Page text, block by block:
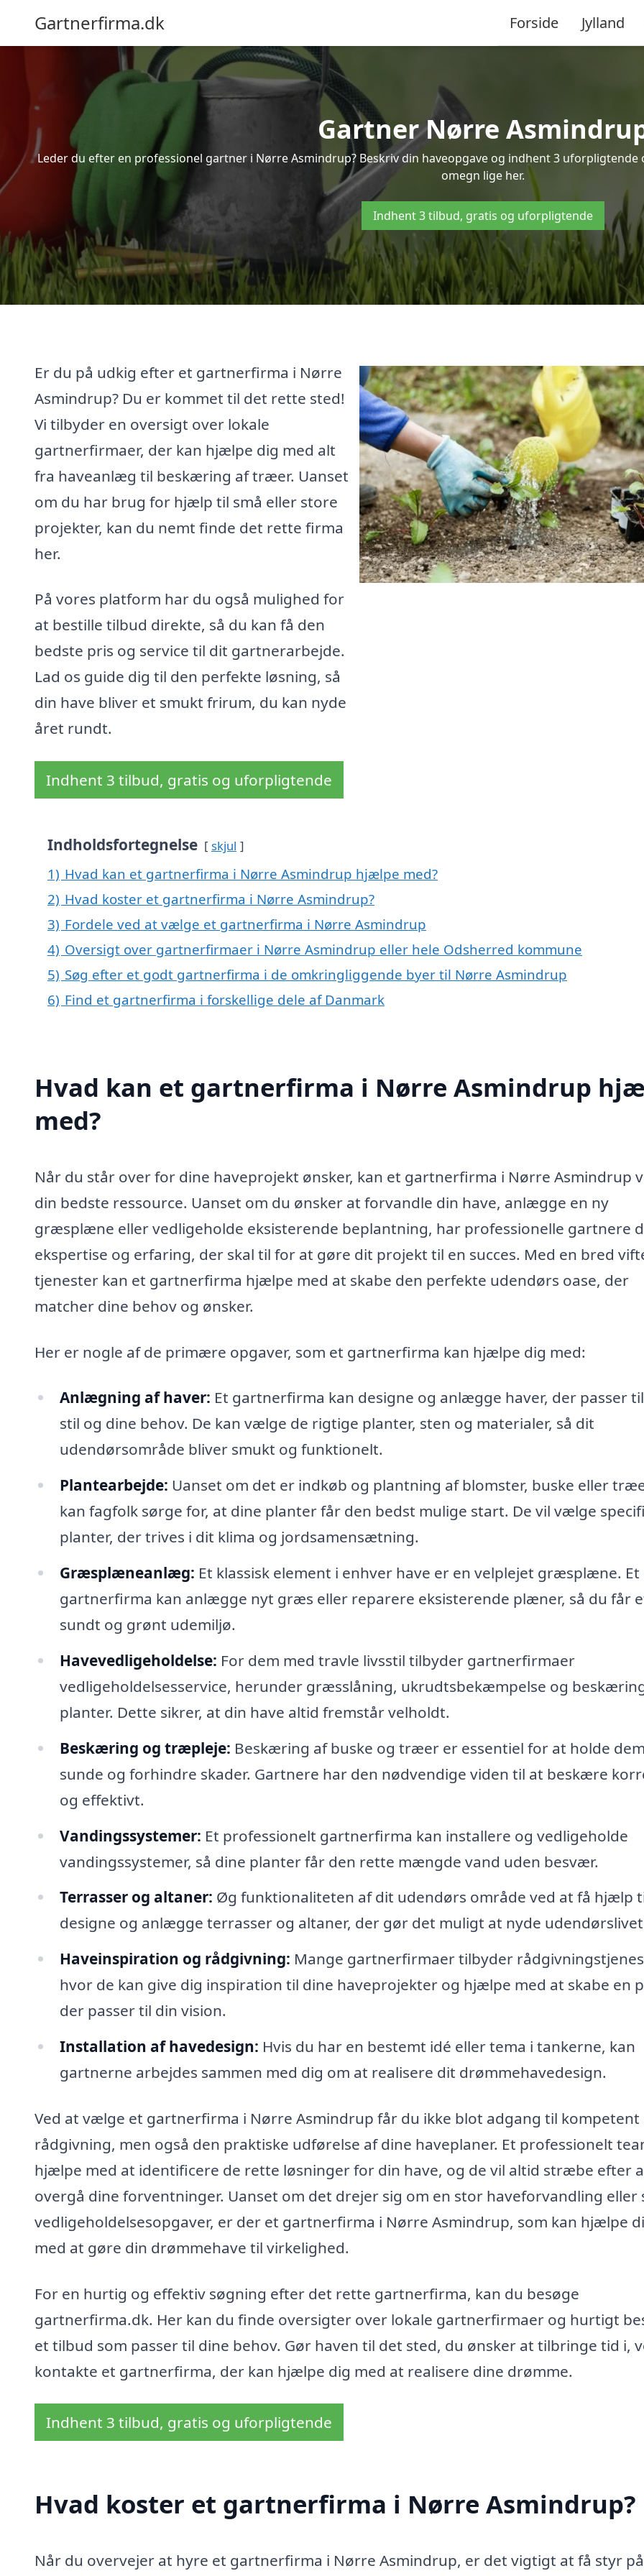
Gartnerfirma.dk Forside Jylland
Gartner Nørre
Leder du efter en professionel gartner i Nørre Asmindrup? Beskriv din haveopgave og indhent 3
omegn lige her.
Indhent 3 tilbud, gratis og uforpligtende
Er du på udkig efter et gartnerfirma i Nørre
Asmindrup? Du er kommet til det rette sted!
Vi tilbyder en oversigt over lokale
gartnerfirmaer, der kan hjælpe dig med alt
fra haveanlæg til beskæring af træer. Uanset
om du har brug for hjælp til små eller store
projekter, kan du nemt finde det rette firma
her.
På vores platform har du også mulighed for
at bestille tilbud direkte, så du kan få den
bedste pris og service til dit gartnerarbejde.
Lad os guide dig til den perfekte løsning, så
din have bliver et smukt frirum, du kan nyde
året rundt.
Indhent 3 tilbud, gratis og uforpligtende
Indholdsfortegnelse skjul
1) Hvad kan et gartnerfirma i Nørre Asmindrup hjælpe med?
2) Hvad koster et gartnerfirma i Nørre Asmindrup?
3) Fordele ved at vælge et gartnerfirma i Nørre Asmindrup
4) Oversigt over gartnerfirmaer i Nørre Asmindrup eller hele Odsherred kommune
5) Søg efter et godt gartnerfirma i de omkringliggende byer til Nørre Asmindrup
6) Find et gartnerfirma i forskellige dele af Danmark
Hvad kan et gartnerfirma i Nørre Asmindrup
med?
Når du står over for dine haveprojekt ønsker, kan et gartnerfirma i Nørre Asmindrup
din bedste ressource. Uanset om du ønsker at forvandle din have, anlægge en ny
græsplæne eller vedligeholde eksisterende beplantning, har professionelle gartnere
ekspertise og erfaring, der skal til for at gøre dit projekt til en succes. Med en bred
tjenester kan et gartnerfirma hjælpe med at skabe den perfekte udendørs oase, der
matcher dine behov og ønsker.
Her er nogle af de primære opgaver, som et gartnerfirma kan hjælpe dig med:
Anlægning af haver: Et gartnerfirma kan designe og anlægge haver, der passer
stil og dine behov. De kan vælge de rigtige planter, sten og materialer, så dit
udendørsområde bliver smukt og funktionelt.
Plantearbejde: Uanset om det er indkøb og plantning af blomster, buske eller
kan fagfolk sørge for, at dine planter får den bedst mulige start. De vil vælge
planter, der trives i dit klima og jordsamensætning.
Græsplæneanlæg: Et klassisk element i enhver have er en velplejet græsplæne. Et
gartnerfirma kan anlægge nyt græs eller reparere eksisterende plæner, så du får
sundt og grønt udemiljø.
Havevedligeholdelse: For dem med travle livsstil tilbyder gartnerfirmaer
vedligeholdelsesservice, herunder græsslåning, ukrudtsbekæmpelse og
planter. Dette sikrer, at din have altid fremstår velholdt.
Beskæring og træpleje: Beskæring af buske og træer er essentiel for at holde dem
sunde og forhindre skader. Gartnere har den nødvendige viden til at beskære
og effektivt.
Vandingssystemer: Et professionelt gartnerfirma kan installere og vedligeholde
vandingssystemer, så dine planter får den rette mængde vand uden besvær.
Terrasser og altaner: Øg funktionaliteten af dit udendørs område ved at få hjælp
designe og anlægge terrasser og altaner, der gør det muligt at nyde
Haveinspiration og rådgivning: Mange gartnerfirmaer tilbyder
hvor de kan give dig inspiration til dine haveprojekter og hjælpe med at skabe en
der passer til din vision.
Installation af havedesign: Hvis du har en bestemt idé eller tema i tankerne, kan
gartnerne arbejdes sammen med dig om at realisere dit drømmehavedesign.
Ved at vælge et gartnerfirma i Nørre Asmindrup får du ikke blot adgang til kompetent
rådgivning, men også den praktiske udførelse af dine haveplaner. Et professionelt
hjælpe med at identificere de rette løsninger for din have, og de vil altid stræbe efter
overgå dine forventninger. Uanset om det drejer sig om en stor haveforvandling eller
vedligeholdelsesopgaver, er der et gartnerfirma i Nørre Asmindrup, som kan hjælpe
med at gøre din drømmehave til virkelighed.
For en hurtig og effektiv søgning efter det rette gartnerfirma, kan du besøge
gartnerfirma.dk. Her kan du finde oversigter over lokale gartnerfirmaer og hurtigt
et tilbud som passer til dine behov. Gør haven til det sted, du ønsker at tilbringe tid i,
kontakte et gartnerfirma, der kan hjælpe dig med at realisere dine drømme.
Indhent 3 tilbud, gratis og uforpligtende
Hvad koster et gartnerfirma i Nørre Asmindrup?
Når du overvejer at hyre et gartnerfirma i Nørre Asmindrup, er det vigtigt at få styr på